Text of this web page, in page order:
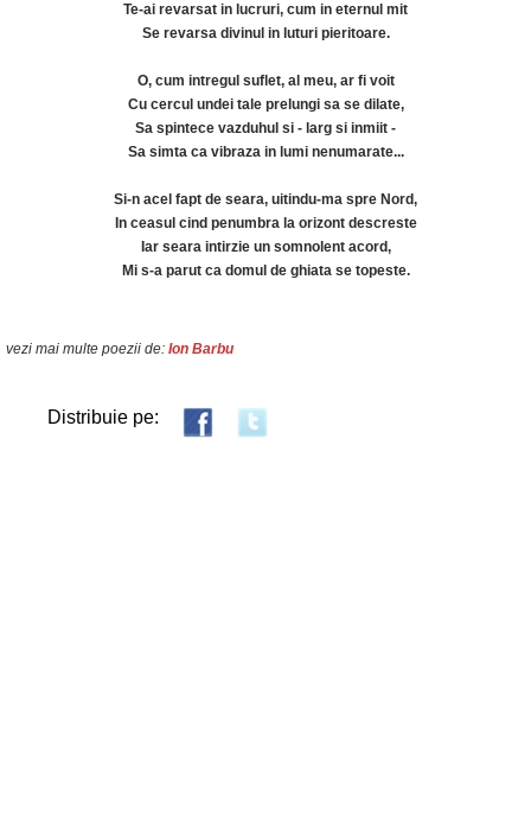
Te-ai revarsat in lucruri, cum in eternul mit
Se revarsa divinul in luturi pieritoare.
O, cum intregul suflet, al meu, ar fi voit
Cu cercul undei tale prelungi sa se dilate,
Sa spintece vazduhul si - larg si inmiit -
Sa simta ca vibraza in lumi nenumarate...
Si-n acel fapt de seara, uitindu-ma spre Nord,
In ceasul cind penumbra la orizont descreste
Iar seara intirzie un somnolent acord,
Mi s-a parut ca domul de ghiata se topeste.
vezi mai multe poezii de: Ion Barbu
Distribuie pe: